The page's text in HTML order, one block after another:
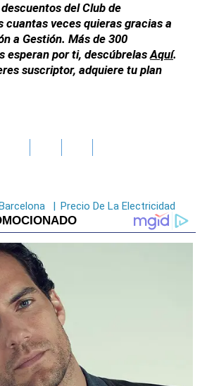
del Club de
cuantas veces quieras gracias a
a Gestión. Más de 300
esperan por ti, descúbrelasAquí.
suscriptor, adquiere tu plan
| Precio De La Electricidad